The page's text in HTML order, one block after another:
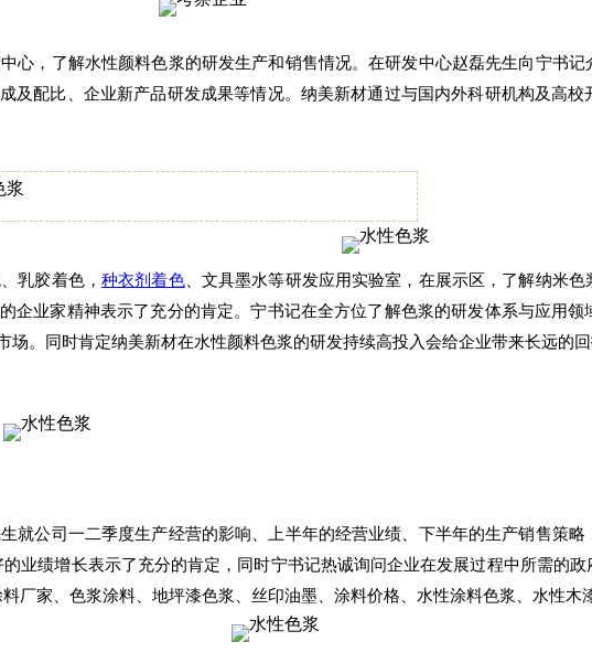
心，了解水性颜料色浆的研发生产和销售情况。在研发中心赵磊先生向宁书
及配比、企业新产品研发成果等情况。纳美新材通过与国内外科研机构及高
乳胶着色，种衣剂着色、文具墨水等研发应用实验室，在展示区，了解纳米
企业家精神表示了充分的肯定。宁书记在全方位了解色浆的研发体系与应用
。同时肯定纳美新材在水性颜料色浆的研发持续高投入会给企业带来长远的
就公司一二季度生产经营的影响、上半年的经营业绩、下半年的生产销售策
业绩增长表示了充分的肯定，同时宁书记热诚询问企业在发展过程中所需的
料厂家、色浆涂料、地坪漆色浆、丝印油墨 、涂料价格、水性涂料色浆、水性木